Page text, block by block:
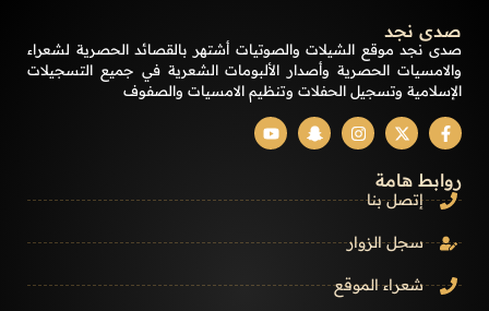
صدى نجد
صدى نجد موقع الشيلات والصوتيات أشتهر بالقصائد الحصرية لشعراء
والامسيات الحصرية وأصدار الألبومات الشعرية في جميع التسجيلات
الإسلامية وتسجيل الحفلات وتنظيم الامسيات والصفوف
روابط هامة
إتصل بنا
سجل الزوار
شعراء الموقع